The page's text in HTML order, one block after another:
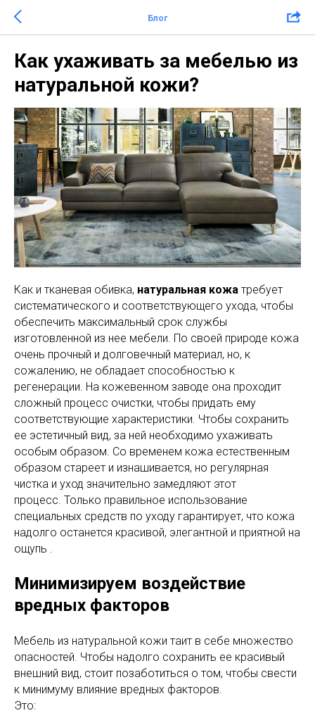
Блог
Как ухаживать за мебелью из
натуральной кожи?
Как и тканевая обивка, натуральная кожа требует
систематического и соответствующего ухода, чтобы
обеспечить максимальный срок службы
изготовленной из нее мебели. По своей природе кожа
очень прочный и долговечный материал, но, к
сожалению, не обладает способностью к
регенерации. На кожевенном заводе она проходит
сложный процесс очистки, чтобы придать ему
соответствующие характеристики. Чтобы сохранить
ее эстетичный вид, за ней необходимо ухаживать
особым образом. Со временем кожа естественным
образом стареет и изнашивается, но регулярная
чистка и уход значительно замедляют этот
процесс. Только правильное использование
специальных средств по уходу гарантирует, что кожа
надолго останется красивой, элегантной и приятной на
ощупь .
Минимизируем воздействие
вредных факторов
Мебель из натуральной кожи таит в себе множество
опасностей. Чтобы надолго сохранить ее красивый
внешний вид, стоит позаботиться о том, чтобы свести
к минимуму влияние вредных факторов.
Это: